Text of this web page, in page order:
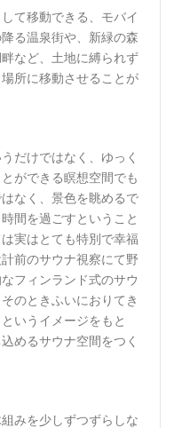
て移動できる、モバイ
る温泉街や、新緑の森
など、土地に縛られず
所に移動させることが
だけではなく、ゆっく
ができる瞑想空間でも
なく、景色を眺めるで
間を過ごすということ
実はとても特別で幸福
前のサウナ視察にて野
フィンランド式のサウ
のときふいにおりてき
いうイメージをもと
めるサウナ空間をつく
みを少しずつずらしな